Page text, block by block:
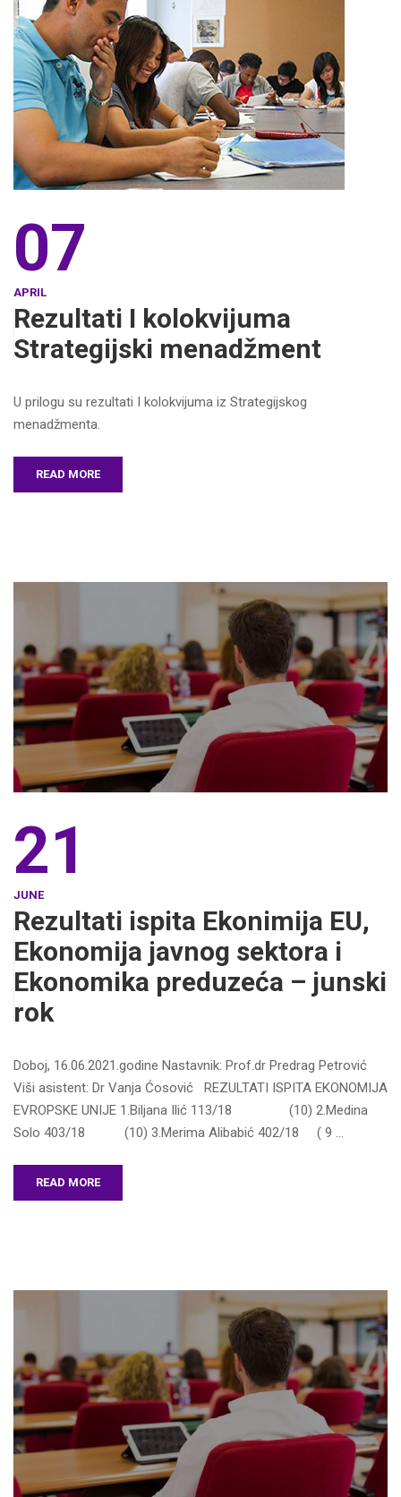
07
APRIL
Rezultati I kolokvijuma
Strategijski menadžment
U prilogu su rezultati I kolokvijuma iz Strategijskog
menadžmenta.
READ MORE
21
JUNE
Rezultati ispita Ekonimija EU,
Ekonomija javnog sektora i
Ekonomika preduzeća – junski
rok
Doboj, 16.06.2021.godine Nastavnik: Prof.dr Predrag Petrović
Viši asistent: Dr Vanja Ćosović REZULTATI ISPITA EKONOMIJA
EVROPSKE UNIJE 1.Biljana Ilić 113/18 (10) 2.Medina
Solo 403/18 (10) 3.Merima Alibabić 402/18 ( 9 …
READ MORE